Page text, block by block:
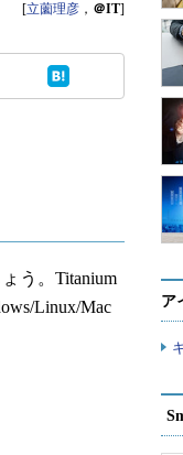
Master of IP
Security & Trust
Test & Tools
[立薗理彦 ， ＠IT]
う。Titanium
Linux/Mac
ア